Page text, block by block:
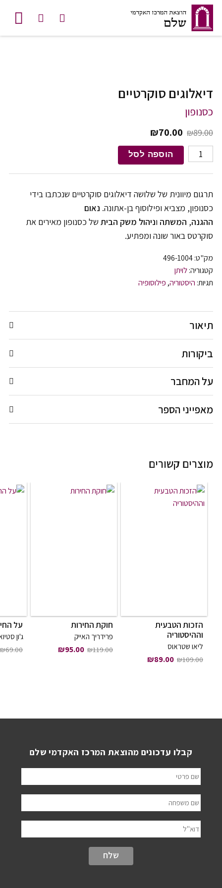
דיאלוגים סוקרטיים
כסנופון
₪89.00 המחיר המקורי היה: ₪89.00.
₪70.00 המחיר הנוכחי הוא: ₪70.00.
כמות של דיאלוגים סוקרטיים
הוספה לסל
תרגום מיוונית של שלושה דיאלוגים סוקרטיים שנכתבו בידי
כסנופון, מצביא ופילוסוף בן-אתונה. נאום
ההגנה, המשתה וניהול משק הבית של כסנופון מאירים את
סוקרטס באור שונה ומפתיע.
מק"ט:496-1004
קטגוריה:לויתן
תגיות: היסטוריה, פילוסופיה
תיאור
ביקורות
על המחבר
מאפייני הספר
מוצרים קשורים
הזכות הטבעית
וההיסטוריה
ליאו שטראוס
₪109.00 המחיר המקורי היה: ₪109.00.
₪89.00
חוקת החירות
פרידריך האייק
₪119.00 המחיר המקורי היה: ₪119.00.
₪95.00 המחיר הנוכחי הוא: ₪95.00.
על
ג'ון
₪69.00
קבלו עדכונים מהוצאת המרכז האקדמי שלם
שם פרטי
שם משפחה
דוא"ל